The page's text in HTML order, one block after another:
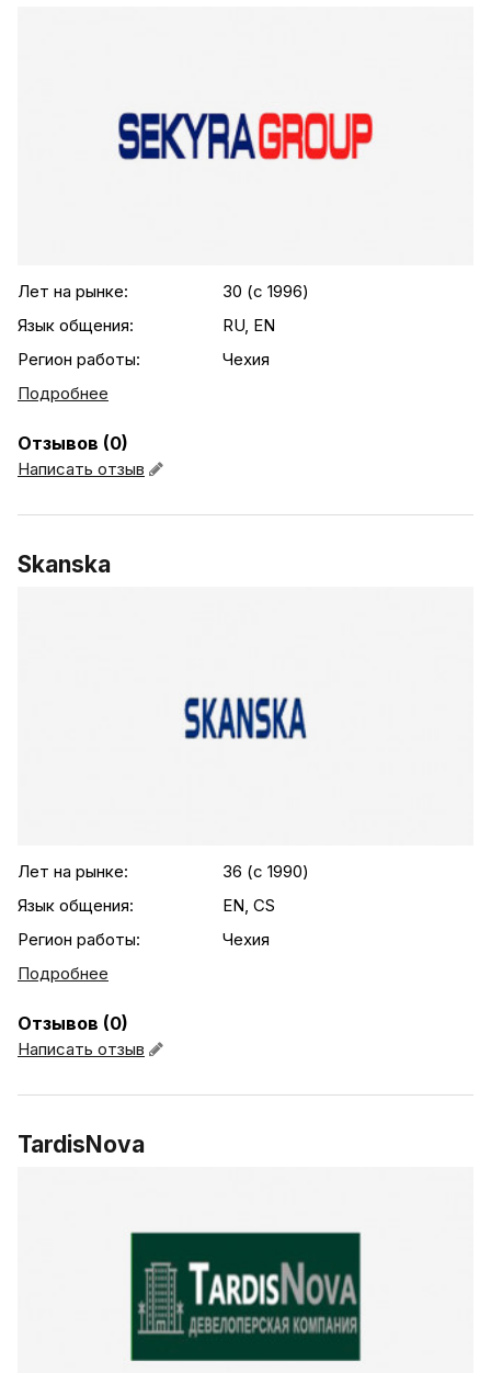
.agency-list-details
Лет на рынке:
30 (c 1996)
Язык общения:
RU, EN
Регион работы:
Чехия
Подробнее
Отзывов (0)
Написать отзыв
Skanska
.agency-list-details
Лет на рынке:
36 (c 1990)
Язык общения:
EN, CS
Регион работы:
Чехия
Подробнее
Отзывов (0)
Написать отзыв
TardisNova